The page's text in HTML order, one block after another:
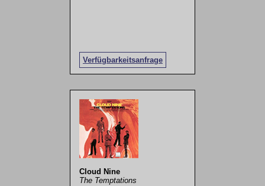
Verfügbarkeitsanfrage
Cloud Nine
The Temptations